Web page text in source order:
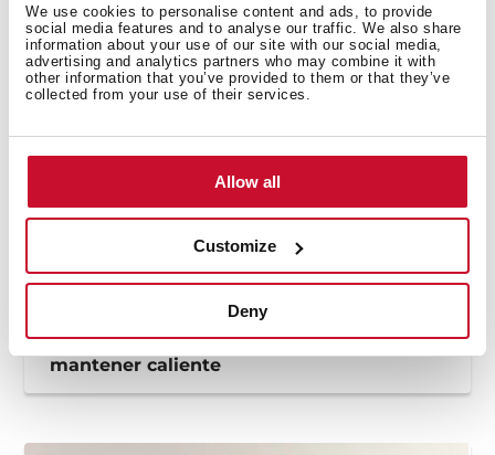
We use cookies to personalise content and ads, to provide
social media features and to analyse our traffic. We also share
information about your use of our site with our social media,
advertising and analytics partners who may combine it with
other information that you’ve provided to them or that they’ve
collected from your use of their services.
Allow all
Customize
Deny
Cómo utilizar la función automática
mantener caliente